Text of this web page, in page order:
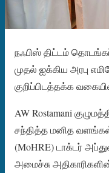
நஃபிஸ் திட்டம்
முதல் ஐக்கிய அரபு
குறிப்பிடத்தக்க
AW Rostamani
சந்தித்த மனித
(MoHRE) டாக்டர்
அமைச்சு